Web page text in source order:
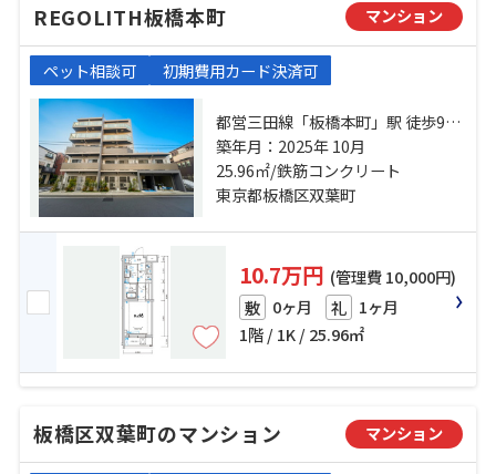
REGOLITH板橋本町 マンション
ペット相談可 初期費用カード決済可
都営三田線「板橋本町」駅 徒歩9分
東武東上線「中板橋」駅 徒歩10分
東武東上線「ときわ台」駅 徒歩14
分
築年月：2025年 10月
25.96㎡/鉄筋コンクリート
東京都板橋区双葉町
10.7万円 (管理費 10,000円)
敷 0ヶ月 礼 1ヶ月
1階 / 1K / 25.96㎡
板橋区双葉町のマンション マンション